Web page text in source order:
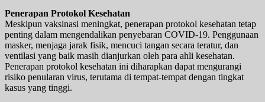
Penerapan Protokol Kesehatan
Meskipun vaksinasi meningkat, penerapan protokol kesehatan tetap
penting dalam mengendalikan penyebaran COVID-19. Penggunaan
masker, menjaga jarak fisik, mencuci tangan secara teratur, dan
ventilasi yang baik masih dianjurkan oleh para ahli kesehatan.
Penerapan protokol kesehatan ini diharapkan dapat mengurangi
risiko penularan virus, terutama di tempat-tempat dengan tingkat
kasus yang tinggi.